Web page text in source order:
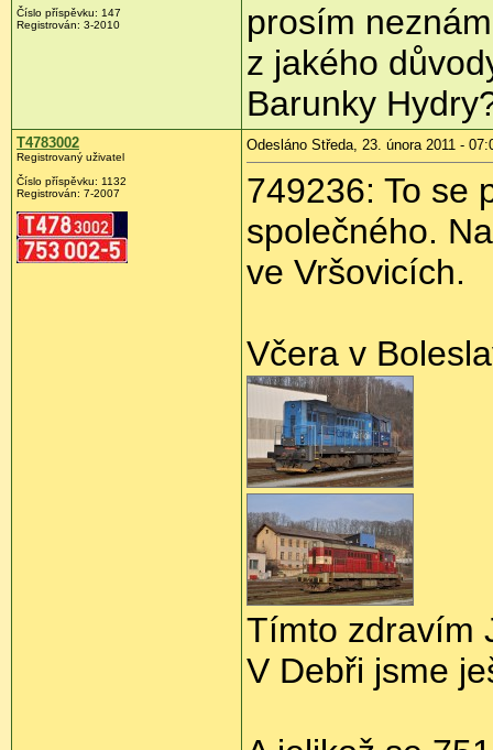
Číslo příspěvku: 147
Registrován: 3-2010
prosím
z jakého
Barunky
T4783002
Registrovaný uživatel
Číslo příspěvku: 1132
Registrován: 7-2007
Odesláno Středa, 23. února 2011 -
749236: To se
společného.
ve Vršovicích.
Včera v
Tímto zdravím
V Debři jsme